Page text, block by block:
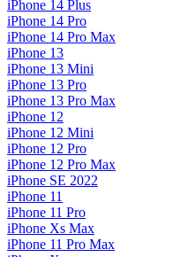
iPhone 14 Plus
iPhone 14 Pro
iPhone 14 Pro Max
iPhone 13
iPhone 13 Mini
iPhone 13 Pro
iPhone 13 Pro Max
iPhone 12
iPhone 12 Mini
iPhone 12 Pro
iPhone 12 Pro Max
iPhone SE 2022
iPhone 11
iPhone 11 Pro
iPhone Xs Max
iPhone 11 Pro Max